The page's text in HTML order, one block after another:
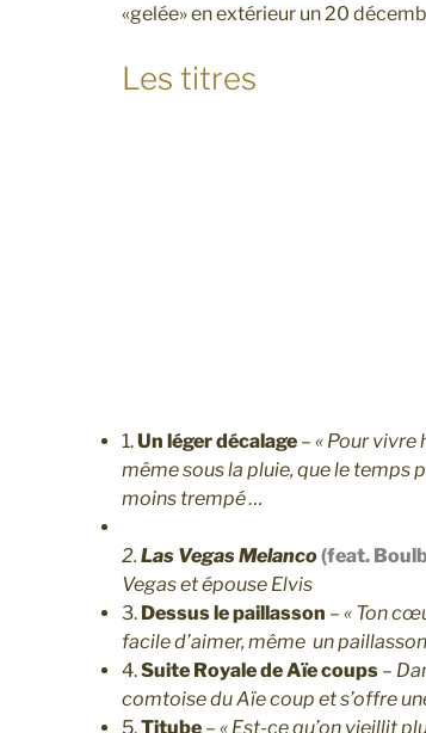
«gelée» en extérieur un 20
Les titres
1.Un léger décalage – « Pour vivre
même sous la pluie, que le temps
moins trempé …
2. Las Vegas Melanco(feat.
Vegas et épouse Elvis
3. Dessus le paillasson – « Ton
facile d’aimer, même un paillasson
4.Suite Royale de Aïe coups –
comtoise du Aïe coup et s’offre
5.Titube – « Est-ce qu’on vieillit